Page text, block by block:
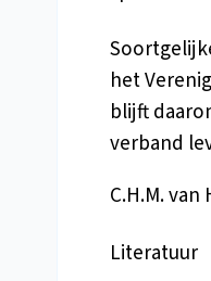
het
blijft
verband
C.H.M. van
Literatuur